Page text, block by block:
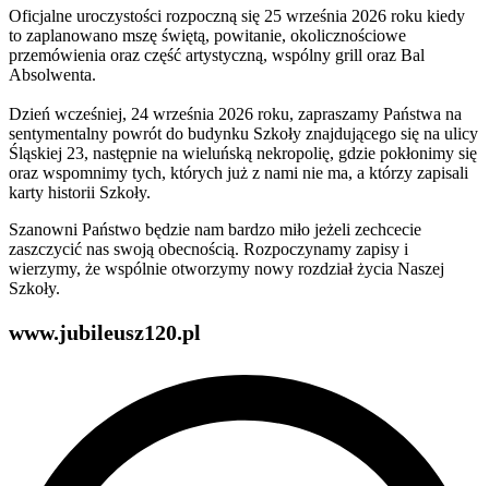
Oficjalne uroczystości rozpoczną się 25 września 2026 roku kiedy
to zaplanowano mszę świętą, powitanie, okolicznościowe
przemówienia oraz część artystyczną, wspólny grill oraz Bal
Absolwenta.
Dzień wcześniej, 24 września 2026 roku, zapraszamy Państwa na
sentymentalny powrót do budynku Szkoły znajdującego się na ulicy
Śląskiej 23, następnie na wieluńską nekropolię, gdzie pokłonimy się
oraz wspomnimy tych, których już z nami nie ma, a którzy zapisali
karty historii Szkoły.
Szanowni Państwo będzie nam bardzo miło jeżeli zechcecie
zaszczycić nas swoją obecnością. Rozpoczynamy zapisy i
wierzymy, że wspólnie otworzymy nowy rozdział życia Naszej
Szkoły.
www.jubileusz120.pl